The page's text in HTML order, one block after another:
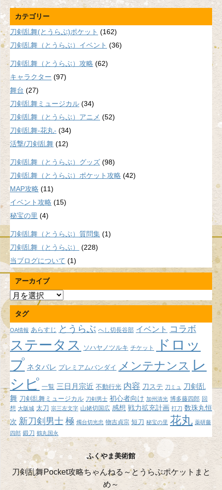
カテゴリー
刀剣乱舞(とうらぶ)ポケット (162)
刀剣乱舞（とうらぶ）イベント (36)
刀剣乱舞（とうらぶ）攻略 (62)
キャラクター (97)
舞台 (27)
刀剣乱舞ミュージカル (34)
刀剣乱舞（とうらぶ）アニメ (52)
刀剣乱舞-花丸- (34)
活撃/刀剣乱舞 (12)
刀剣乱舞（とうらぶ）グッズ (98)
刀剣乱舞（とうらぶ）ポケット攻略 (42)
MAP攻略 (11)
イベント攻略 (15)
秘宝の里 (4)
刀剣乱舞（とうらぶ）質問集 (1)
刀剣乱舞（とうらぶ）
(228)
当ブログについて (1)
アーカイブ
ア
ー
カ
イ
ブ
タグ
OA情報 あらすじ とうらぶ へし切長谷部 イベント コラボ
ステータス ソハヤノツルキ チケット
ドロッ
プ ネタバレ プレミアムバンダイ メンテナンス レ
シピ 一覧 三日月宗近 不動行光 内容 刀ステ 刀ミュ
刀剣乱
舞 刀剣乱舞ミュージカル 刀剣男士 初心者向け 加州清光 博多藤四郎 回
想 大阪城 太刀 宗三左文字 山姥切国広 感想 戦力拡充計画 打刀 数珠丸恒
次 新刀剣男士 極 燭台切光忠 物吉貞宗 短刀 秘宝の里 花丸 薬研藤
四郎 鍛刀 鶴丸国永
ふくやま美術館
刀剣乱舞Pocket攻略ちゃんねる～とうらぶポケットまと
め～